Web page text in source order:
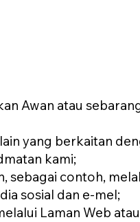
Awan atau
yang berkaitan
kami;
sebagai contoh,
sosial dan e-mel;
Laman Web